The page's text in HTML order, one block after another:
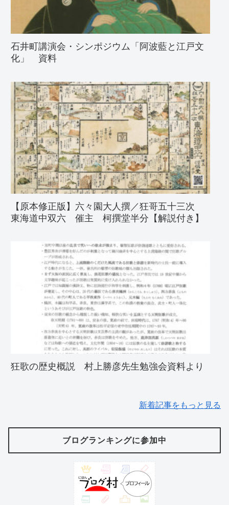
石井町講演会・シンポジウム「阿波藍と江戸文
化」 資料
【原本修正版】六々園大人撰／狂哥五十三次
東海道中双六 催主 柯撰堂半分【解説付き】
狂歌の歴史概説 村上勝彦先生勉強会資料より
新着記事をもっと見る
ブログランキングに参加中